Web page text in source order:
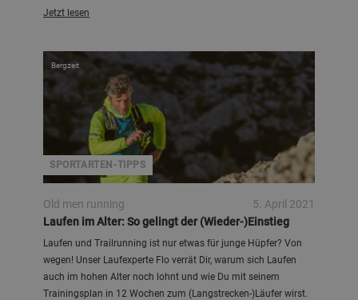
Jetzt lesen
SPORTARTEN-TIPPS
Bergzeit
Old men running
5. April 2021
Laufen im Alter: So gelingt der (Wieder-)Einstieg
Laufen und Trailrunning ist nur etwas für junge Hüpfer? Von
wegen! Unser Laufexperte Flo verrät Dir, warum sich Laufen
auch im hohen Alter noch lohnt und wie Du mit seinem
Trainingsplan in 12 Wochen zum (Langstrecken-)Läufer wirst.